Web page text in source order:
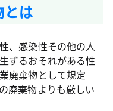
とは
、感染性その他の人
ずるおそれがある性
廃棄物として規定
廃棄物よりも厳しい